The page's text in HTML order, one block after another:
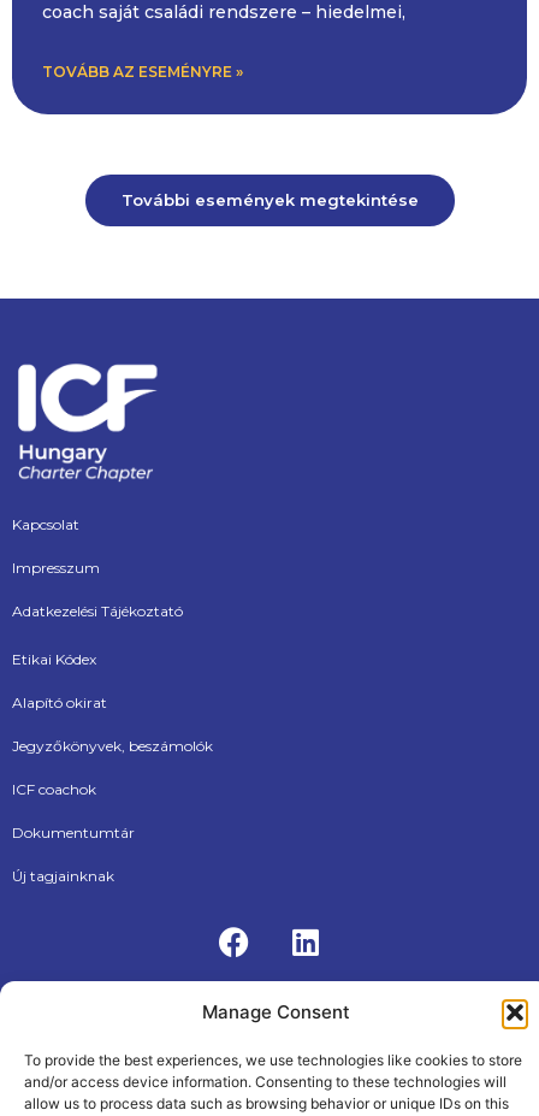
Manage Consent
To provide the best experiences, we use technologies like cookies to store
and/or access device information. Consenting to these technologies will
allow us to process data such as browsing behavior or unique IDs on this
coach saját családi rendszere – hiedelmei,
TOVÁBB AZ ESEMÉNYRE »
További események megtekintése
Kapcsolat
Impresszum
Adatkezelési Tájékoztató
Etikai Kódex
Alapító okirat
Jegyzőkönyvek, beszámolók
ICF coachok
Dokumentumtár
Új tagjainknak
ÁSZF Adatkezelési tájékoztató
© 2026, Internationational Coaching Federation Hungarian